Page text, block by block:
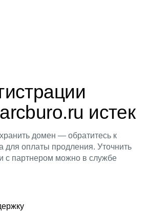
истек
домен — обратитесь к
для оплаты продления. Уточнить
с партнером можно в службе